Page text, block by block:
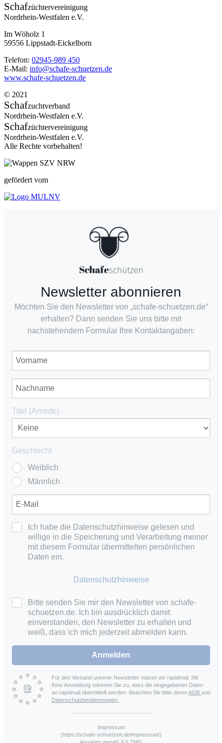
Schafzüchtervereinigung
Nordrhein-Westfalen e.V.
Im Wöholz 1
59556 Lippstadt-Eickelborn
Telefon: 02945-989 450
E-Mail: info@schafe-schuetzen.de
www.schafe-schuetzen.de
© 2021
Schafzuchtverband
Nordrhein-Westfalen e.V.
Schafzüchtervereinigung
Nordrhein-Westfalen e.V.
Alle Rechte vorbehalten!
gefördert vom
Newsletter abonnieren
Möchten Sie den Newsletter von „schafe-schuetzen.de“
erhalten? Dann senden Sie uns bitte mit
nachstehendem Formular Ihre Kontaktangaben:
Titel (Anrede)
Geschlecht
Weiblich
Männlich
Ich habe die Datenschutzhinweise gelesen und
willige in die Speicherung und Verarbeitung meiner
mit diesem Formular übermittelten persönlichen
Daten ein.
Datenschutzhinweise
Bitte senden Sie mir den Newsletter von schafe-
schuetzen.de. Ich bin ausdrücklich damit
einverstanden, den Newsletter zu erhalten und
weiß, dass ich mich jederzeit abmelden kann.
Anmelden
Für den Versand unserer Newsletter nutzen wir rapidmail. Mit
Ihrer Anmeldung stimmen Sie zu, dass die eingegebenen Daten
an rapidmail übermittelt werden. Beachten Sie bitte derenAGB und
Datenschutzbestimmungen
Impressum
(https://schafe-schuetzen.de/impressum/)